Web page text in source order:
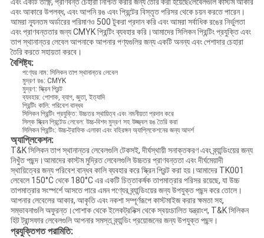
এবং একটি তীক্ষ্ণ, প্রাণবন্ত চেহারা নিশ্চিত করার জন্য তৈরি করা হয়েছে৷লেবেলগুলি কাস্টম আকার
এবং আকারে উপলব্ধ, এবং আপনি রঙ এবং প্রিন্টের বিস্তৃত পরিসর থেকে চয়ন করতে পারেন।
আমরা ন্যূনতম অর্ডারের পরিমাণও 500 টুকরা প্রদান করি এবং আমরা সর্বাধিক রঙের নির্ভুলতা
এবং প্রাণবন্ততার জন্য CMYK প্রিন্টিং ব্যবহার করি।আমাদের সিলিকন প্রিন্টিং প্রযুক্তি এবং
তাপ স্থানান্তর লেবেল আপনাকে আপনার পণ্যগুলির জন্য একটি অনন্য এবং পেশাদার চেহারা
তৈরি করতে সহায়তা করবে।
বৈশিষ্ট্য:
পণ্যের নাম: সিলিকন তাপ স্থানান্তর লেবেল
মুদ্রণ রঙ: CMYK
মুদ্রণ: স্ক্রিন প্রিন্ট
ব্যবহার: পোশাক, ব্যাগ, জুতা, ইত্যাদি
প্রিন্টিং কালি: পরিবেশ বান্ধব
সিলিকন প্রিন্টিং প্রযুক্তি: উচ্চতর স্থায়িত্ব এবং নমনীয়তা প্রদান করে
সিল্ক স্ক্রিন প্রিন্টেড লেবেল: উচ্চ-বিশদ মুদ্রণ সহ উজ্জ্বল রঙ তৈরি করা
সিলিকন প্রিন্টিং: উচ্চ-ট্রাফিক এলাকা এবং বহিরঙ্গন অ্যাপ্লিকেশনের জন্য আদর্শ
অ্যাপ্লিকেশন:
T&K সিলিকন তাপ স্থানান্তর লেবেলগুলি টেকসই, দীর্ঘস্থায়ী সনাক্তকরণ এবং ব্র্যান্ডিংয়ের জন্য
নিখুঁত পছন্দ।আমাদের কাস্টম মুদ্রিত লেবেলগুলি উচ্চতর প্রাণবন্ততা এবং দীর্ঘমেয়াদী
স্থায়িত্বের জন্য পরিবেশ বান্ধব কালি ব্যবহার করে স্ক্রিন প্রিন্ট করা হয়।আমাদের TK001
লেবেলে 150°C থেকে 180°C এর একটি চিত্তাকর্ষক তাপমাত্রার পরিসর রয়েছে, যা উচ্চ
তাপমাত্রার সংস্পর্শে আসতে পারে এমন পণ্যের ব্র্যান্ডিংয়ের জন্য উপযুক্ত পছন্দ করে তোলে।
আপনার লেবেলের আকার, আকৃতি এবং নকশা সম্পূর্ণরূপে কাস্টমাইজ করার ক্ষমতা সহ,
সম্ভাবনাগুলি অফুরন্ত।পোশাক থেকে ইলেকট্রনিক্স থেকে স্বয়ংচালিত যন্ত্রাংশ, T&K সিলিকন
হিট ট্রান্সফার লেবেলগুলি আপনার সমস্ত ব্র্যান্ডিং প্রয়োজনের জন্য উপযুক্ত পছন্দ।
প্রযুক্তিগত পরামিতি: